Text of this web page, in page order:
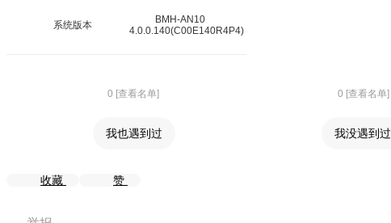
系统版本
BMH-AN10
4.0.0.140(C00E140R4P4)
0 [查看名单] 0 [查看名单]
我也遇到过 我没遇到过
收藏 赞